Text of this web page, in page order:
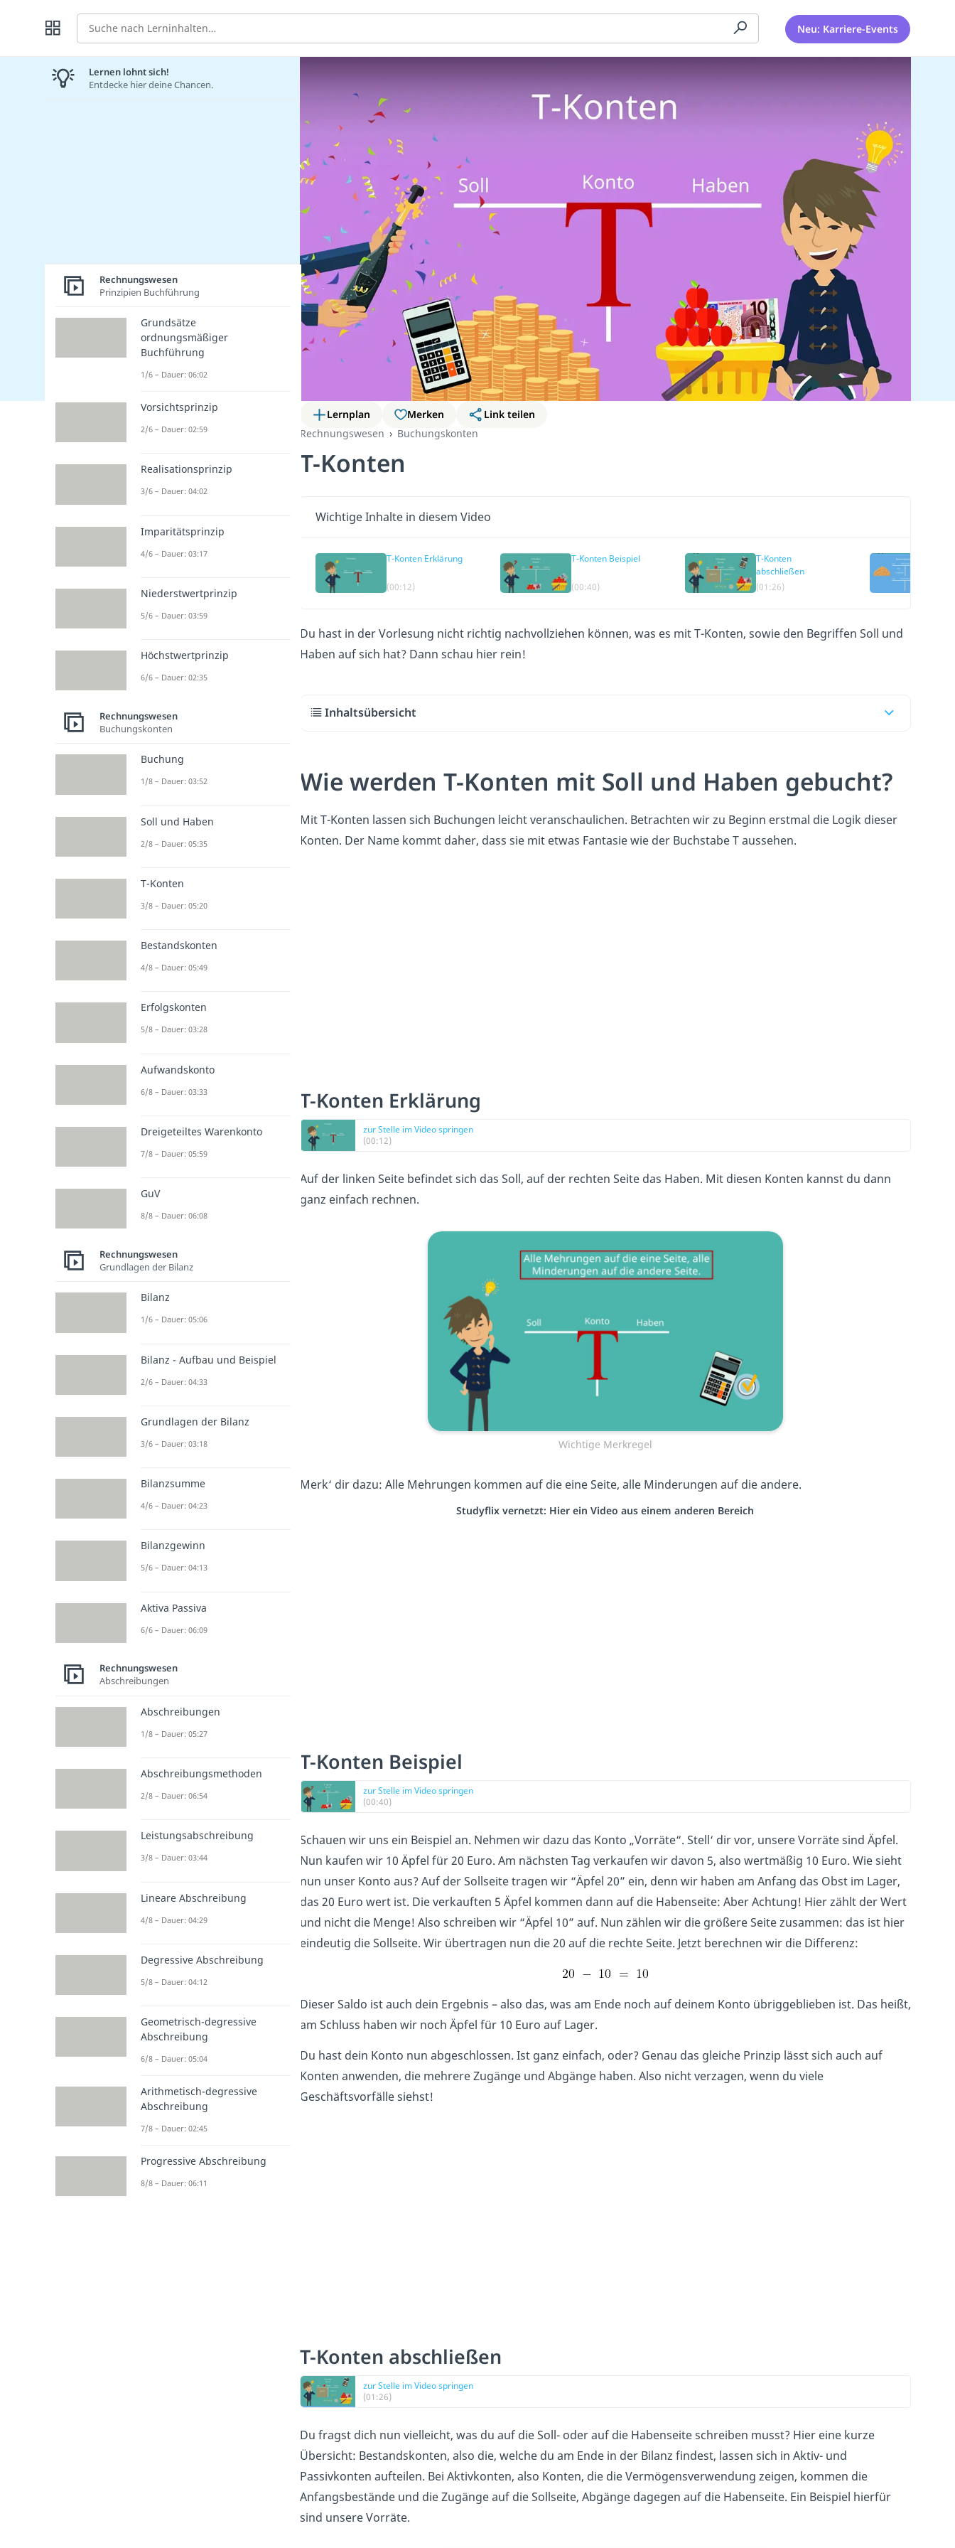
Suche Neu: Karriere-Events
Lernplan Merken
Link teilen
Rechnungswesen
Buchungskonten
T-Konten
Wichtige Inhalte in diesem Video
T-Konten Erklärung
(00:12)
T-Konten Beispiel
(00:40)
T-Konten
abschließen
(01:26)
Du hast in der Vorlesung nicht richtig nachvollziehen können, was es mit T-Konten, sowie den Begriffen Soll und
Haben auf sich hat? Dann schau hier rein!
Inhaltsübersicht
Wie werden T-Konten mit Soll und Haben gebucht?
Mit T-Konten lassen sich Buchungen leicht veranschaulichen. Betrachten wir zu Beginn erstmal die Logik dieser
Konten. Der Name kommt daher, dass sie mit etwas Fantasie wie der Buchstabe T aussehen.
T-Konten Erklärung
zur Stelle im Video springen
(00:12)
Auf der linken Seite befindet sich das Soll, auf der rechten Seite das Haben. Mit diesen Konten kannst du dann
ganz einfach rechnen.
Wichtige Merkregel
Merk‘ dir dazu: Alle Mehrungen kommen auf die eine Seite, alle Minderungen auf die andere.
Studyflix vernetzt: Hier ein Video aus einem anderen Bereich
T-Konten Beispiel
zur Stelle im Video springen
(00:40)
Schauen wir uns ein Beispiel an. Nehmen wir dazu das Konto „Vorräte“. Stell‘ dir vor, unsere Vorräte sind Äpfel.
Nun kaufen wir 10 Äpfel für 20 Euro. Am nächsten Tag verkaufen wir davon 5, also wertmäßig 10 Euro. Wie sieht
nun unser Konto aus? Auf der Sollseite tragen wir “Äpfel 20” ein, denn wir haben am Anfang das Obst im Lager,
das 20 Euro wert ist. Die verkauften 5 Äpfel kommen dann auf die Habenseite: Aber Achtung! Hier zählt der Wert
und nicht die Menge! Also schreiben wir “Äpfel 10” auf. Nun zählen wir die größere Seite zusammen: das ist hier
eindeutig die Sollseite. Wir übertragen nun die 20 auf die rechte Seite. Jetzt berechnen wir die Differenz:
Dieser Saldo ist auch dein Ergebnis – also das, was am Ende noch auf deinem Konto übriggeblieben ist. Das heißt,
am Schluss haben wir noch Äpfel für 10 Euro auf Lager.
Du hast dein Konto nun abgeschlossen. Ist ganz einfach, oder? Genau das gleiche Prinzip lässt sich auch auf
Konten anwenden, die mehrere Zugänge und Abgänge haben. Also nicht verzagen, wenn du viele
Geschäftsvorfälle siehst!
T-Konten abschließen
zur Stelle im Video springen
(01:26)
Du fragst dich nun vielleicht, was du auf die Soll- oder auf die Habenseite schreiben musst? Hier eine kurze
Übersicht: Bestandskonten, also die, welche du am Ende in der Bilanz findest, lassen sich in Aktiv- und
Passivkonten aufteilen. Bei Aktivkonten, also Konten, die die Vermögensverwendung zeigen, kommen die
Anfangsbestände und die Zugänge auf die Sollseite, Abgänge dagegen auf die Habenseite. Ein Beispiel hierfür
sind unsere Vorräte.
Lernen lohnt sich!
Entdecke hier deine Chancen.
Rechnungswesen
Prinzipien Buchführung
Grundsätze
ordnungsmäßiger
Buchführung
1/6 – Dauer: 06:02
Vorsichtsprinzip
2/6 – Dauer: 02:59
Realisationsprinzip
3/6 – Dauer: 04:02
Imparitätsprinzip
4/6 – Dauer: 03:17
Niederstwertprinzip
5/6 – Dauer: 03:59
Höchstwertprinzip
6/6 – Dauer: 02:35
Rechnungswesen
Buchungskonten
Buchung
1/8 – Dauer: 03:52
Soll und Haben
2/8 – Dauer: 05:35
T-Konten
3/8 – Dauer: 05:20
Bestandskonten
4/8 – Dauer: 05:49
Erfolgskonten
5/8 – Dauer: 03:28
Aufwandskonto
6/8 – Dauer: 03:33
Dreigeteiltes Warenkonto
7/8 – Dauer: 05:59
GuV
8/8 – Dauer: 06:08
Rechnungswesen
Grundlagen der Bilanz
Bilanz
1/6 – Dauer: 05:06
Bilanz - Aufbau und Beispiel
2/6 – Dauer: 04:33
Grundlagen der Bilanz
3/6 – Dauer: 03:18
Bilanzsumme
4/6 – Dauer: 04:23
Bilanzgewinn
5/6 – Dauer: 04:13
Aktiva Passiva
6/6 – Dauer: 06:09
Rechnungswesen
Abschreibungen
Abschreibungen
1/8 – Dauer: 05:27
Abschreibungsmethoden
2/8 – Dauer: 06:54
Leistungsabschreibung
3/8 – Dauer: 03:44
Lineare Abschreibung
4/8 – Dauer: 04:29
Degressive Abschreibung
5/8 – Dauer: 04:12
Geometrisch-degressive
Abschreibung
6/8 – Dauer: 05:04
Arithmetisch-degressive
Abschreibung
7/8 – Dauer: 02:45
Progressive Abschreibung
8/8 – Dauer: 06:11